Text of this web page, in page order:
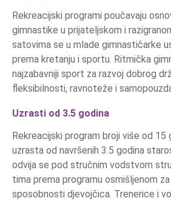
Rekreacijski programi poučavaju
gimnastike u prijateljskom i
satovima se u mlade gimnastičarke
prema kretanju i sportu. Ritmička
najzabavniji sport za razvoj dobrog
fleksibilnosti, ravnoteže i
Uzrasti od 3.5 godina
Rekreacijski program broji više od 15
uzrasta od navršenih 3.5 godina
odvija se pod stručnim vodstvom
tima prema programu osmišljenom
sposobnosti djevojčica. Trenerice i